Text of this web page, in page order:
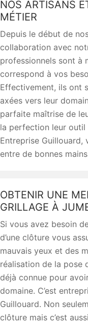
NOS ARTISANS
MÉTIER
Depuis le début de
collaboration avec
professionnels sont à
correspond à vos
Effectivement, ils ont
axées vers leur
parfaite maîtrise de
la perfection leur
Entreprise
entre de bonnes
OBTENIR UNE
GRILLAGE À
Si vous avez besoin
d’une clôture vous
mauvais yeux et des
réalisation de la pose
déjà connue pour
domaine. C’est
Guillouard. Non
clôture mais c’est